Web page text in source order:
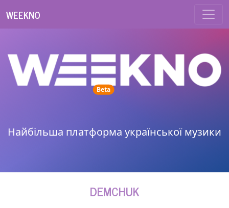
WEEKNO
Betaunread messages
Найбільша платформа української музики
DEMCHUK